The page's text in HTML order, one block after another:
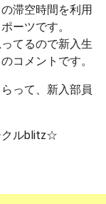
滞空時間を利用
ーツです。
てるので新入生
コメントです。
って、新入部員
クルblitz☆